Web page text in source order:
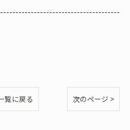
覧に戻る 次のページ >